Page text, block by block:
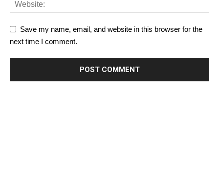
Save my name, email, and website in this browser for the
next time I comment.